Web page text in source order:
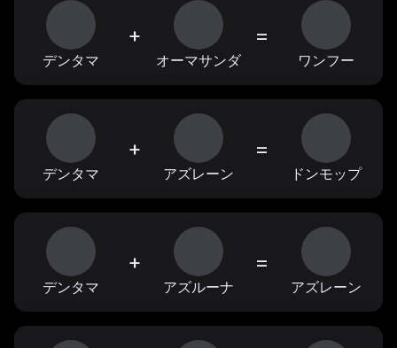
デンタマ
+
オーマサンダ
=
ワンフー
デンタマ
+
アズレーン
=
ドンモップ
デンタマ
+
アズルーナ
=
アズレーン